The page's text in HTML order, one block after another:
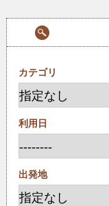
カテゴリ
利用日
出発地